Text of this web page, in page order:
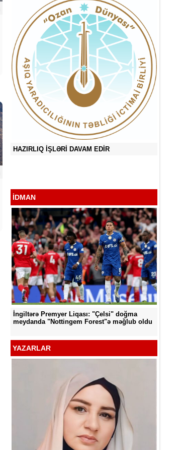
HAZIRLIQ İŞLƏRİ DAVAM EDİR
İDMAN
İngiltərə Premyer Liqası: "Çelsi" doğma
meydanda "Nottingem Forest"ə məğlub oldu
YAZARLAR